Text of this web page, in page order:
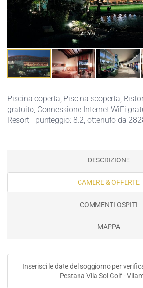
Piscina coperta, Piscina scoperta,
gratuito, Connessione Internet WiFi
Resort - punteggio: 8.2, ottenuto da
DESCRIZIONE
CAMERE & OFFERTE
COMMENTI OSPITI
MAPPA
Inserisci le date del soggiorno per
Pestana Vila Sol Golf -